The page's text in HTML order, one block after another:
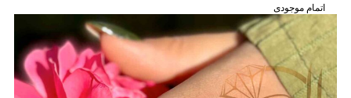
اتمام موجودی